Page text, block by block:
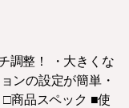
調整！ ・大きくな
ンの設定が簡単・
商品スペック ■使